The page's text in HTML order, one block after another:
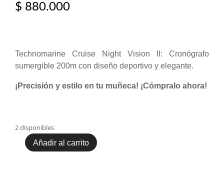
$ 880.000
Technomarine Cruise Night Vision II: Cronógrafo
sumergible 200m con diseño deportivo y elegante.
¡Precisión y estilo en tu muñeca! ¡Cómpralo ahora!
2 disponibles
Technomarine
Añadir al carrito